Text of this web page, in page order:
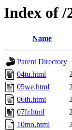
Index of /
Name
Parent Directory
04tu.html
05we.html
06th.html
07fr.html
10mo.html